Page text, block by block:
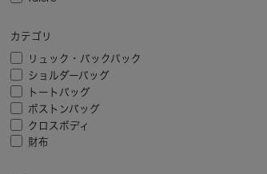
カテゴリ
リュック・バックパック
ショルダーバッグ
トートバッグ
ボストンバッグ
クロスボディ
財布